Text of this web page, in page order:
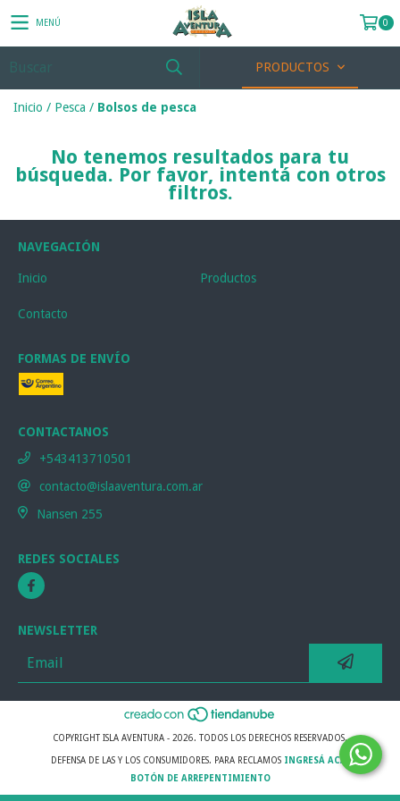
MENÚ 0
PRODUCTOS
Inicio / Pesca / Bolsos de pesca
No tenemos resultados para tu
búsqueda. Por favor, intentá con otros
filtros.
NAVEGACIÓN
Inicio Productos
Contacto
FORMAS DE ENVÍO
CONTACTANOS
+543413710501
contacto@islaaventura.com.ar
Nansen 255
REDES SOCIALES
NEWSLETTER
COPYRIGHT ISLA AVENTURA - 2026. TODOS LOS DERECHOS RESERVADOS.
DEFENSA DE LAS Y LOS CONSUMIDORES. PARA RECLAMOS INGRESÁ ACÁ.
BOTÓN DE ARREPENTIMIENTO